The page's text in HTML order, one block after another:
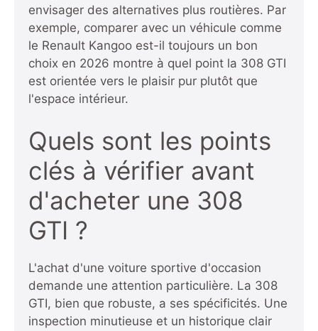
envisager des alternatives plus routières. Par
exemple, comparer avec un véhicule comme
le Renault Kangoo est-il toujours un bon
choix en 2026 montre à quel point la 308 GTI
est orientée vers le plaisir pur plutôt que
l'espace intérieur.
Quels sont les points
clés à vérifier avant
d'acheter une 308
GTI ?
L'achat d'une voiture sportive d'occasion
demande une attention particulière. La 308
GTI, bien que robuste, a ses spécificités. Une
inspection minutieuse et un historique clair